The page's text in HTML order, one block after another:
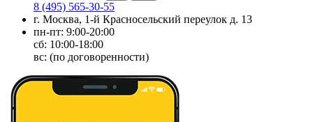
8 (495) 565-30-55
г. Москва, 1-й Красносельский переулок д. 13
пн-пт: 9:00-20:00
сб: 10:00-18:00
вс: (по договоренности)